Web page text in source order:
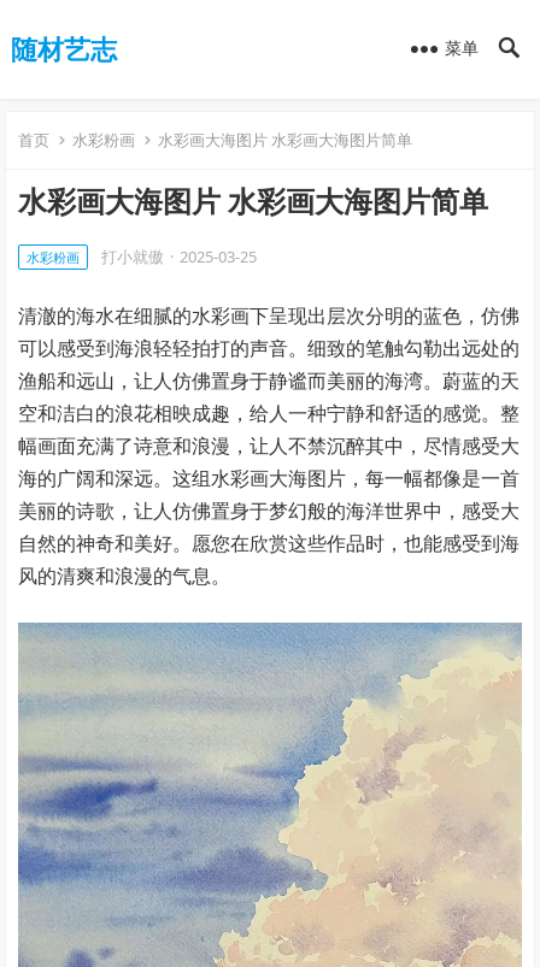
随材艺志 菜单
首页 水彩粉画 水彩画大海图片 水彩画大海图片简单
水彩画大海图片 水彩画大海图片简单
水彩粉画 打小就傲 · 2025-03-25
清澈的海水在细腻的水彩画下呈现出层次分明的蓝色，仿佛
可以感受到海浪轻轻拍打的声音。细致的笔触勾勒出远处的
渔船和远山，让人仿佛置身于静谧而美丽的海湾。蔚蓝的天
空和洁白的浪花相映成趣，给人一种宁静和舒适的感觉。整
幅画面充满了诗意和浪漫，让人不禁沉醉其中，尽情感受大
海的广阔和深远。这组水彩画大海图片，每一幅都像是一首
美丽的诗歌，让人仿佛置身于梦幻般的海洋世界中，感受大
自然的神奇和美好。愿您在欣赏这些作品时，也能感受到海
风的清爽和浪漫的气息。